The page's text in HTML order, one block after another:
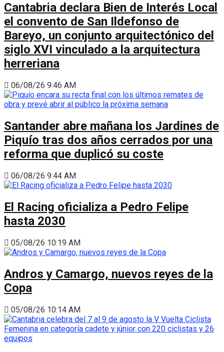
Cantabria declara Bien de Interés Local
el convento de San Ildefonso de
Bareyo, un conjunto arquitectónico del
siglo XVI vinculado a la arquitectura
herreriana
06/08/26 9:46 AM
Santander abre mañana los Jardines de
Piquío tras dos años cerrados por una
reforma que duplicó su coste
06/08/26 9:44 AM
El Racing oficializa a Pedro Felipe
hasta 2030
05/08/26 10:19 AM
Andros y Camargo, nuevos reyes de la
Copa
05/08/26 10:14 AM